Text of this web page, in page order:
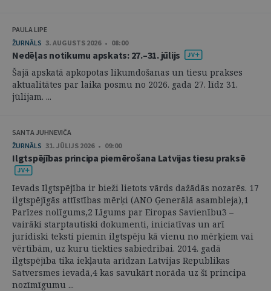
PAULA LIPE
ŽURNĀLS 3. AUGUSTS 2026 • 08:00
Nedēļas notikumu apskats: 27.–31. jūlijs
Šajā apskatā apkopotas likumdošanas un tiesu prakses
aktualitātes par laika posmu no 2026. gada 27. līdz 31.
jūlijam. ...
SANTA JUHNEVIČA
ŽURNĀLS 31. JŪLIJS 2026 • 09:00
Ilgtspējības principa piemērošana Latvijas tiesu praksē
Ievads Ilgtspējība ir bieži lietots vārds dažādās nozarēs. 17
ilgtspējīgās attīstības mērķi (ANO Ģenerālā asambleja),1
Parīzes nolīgums,2 Līgums par Eiropas Savienību3 –
vairāki starptautiski dokumenti, iniciatīvas un arī
juridiski teksti piemin ilgtspēju kā vienu no mērķiem vai
vērtībām, uz kuru tiekties sabiedrībai. 2014. gadā
ilgtspējība tika iekļauta arīdzan Latvijas Republikas
Satversmes ievadā,4 kas savukārt norāda uz šī principa
nozīmīgumu ...